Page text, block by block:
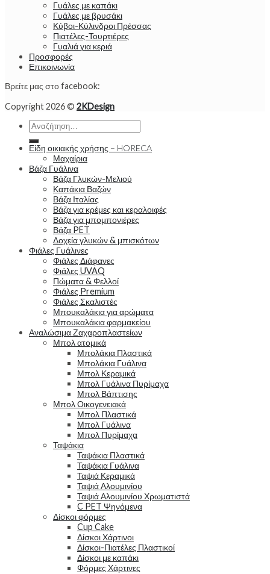
Γυάλες με καπάκι
Γυάλες με βρυσάκι
Κύβοι-Κύλινδροι Πρέσσας
Πιατέλες-Τουρτιέρες
Γυαλιά για κεριά
Προσφορές
Επικοινωνία
Βρείτε μας στο facebook:
Copyright 2026 © 2KDesign
Αναζήτηση
για:
Είδη οικιακής χρήσης – HORECA
Μαχαίρια
Βάζα Γυάλινα
Βάζα Γλυκών-Μελιού
Καπάκια Βαζών
Βάζα Ιταλίας
Βάζα για κρέμες και κεραλοιφές
Βάζα για μπομπονιέρες
Βάζα PET
Δοχεία γλυκών & μπισκότων
Φιάλες Γυάλινες
Φιάλες Διάφανες
Φιάλες UVAQ
Πώματα & Φελλοί
Φιάλες Premium
Φιάλες Σκαλιστές
Μπουκαλάκια για αρώματα
Μπουκαλάκια φαρμακείου
Αναλώσιμα Ζαχαροπλαστείων
Μπολ ατομικά
Μπολάκια Πλαστικά
Μπολάκια Γυάλινα
Μπολ Κεραμικά
Μπολ Γυάλινα Πυρίμαχα
Μπολ Βάπτισης
Μπολ Οικογενειακά
Μπολ Πλαστικά
Μπολ Γυάλινα
Μπολ Πυρίμαχα
Ταψάκια
Ταψάκια Πλαστικά
Ταψάκια Γυάλινα
Ταψιά Κεραμικά
Ταψιά Αλουμινίου
Ταψιά Αλουμινίου Χρωματιστά
C PET Ψηνόμενα
Δίσκοι φόρμες
Cup Cake
Δίσκοι Χάρτινοι
Δίσκοι-Πιατέλες Πλαστικοί
Δίσκοι με καπάκι
Φόρμες Χάρτινες